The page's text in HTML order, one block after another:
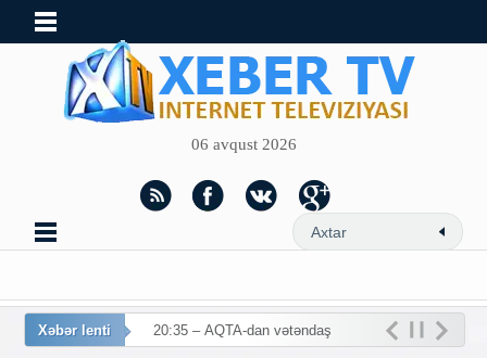
06 avqust 2026
Xəbər lenti 20:35 – AQTA-dan vətəndaşlara